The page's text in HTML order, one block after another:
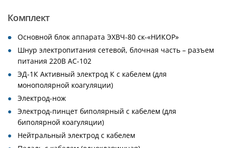
Комплект
Основной блок аппарата ЭХВЧ-80 ск-«НИКОР»
Шнур электропитания сетевой, блочная часть – разъем
питания 220В AC-102
ЭД-1К Активный электрод К с кабелем (для
монополярной коагуляции)
Электрод-нож
Электрод-пинцет биполярный с кабелем (для
биполярной коагуляции)
Нейтральный электрод с кабелем